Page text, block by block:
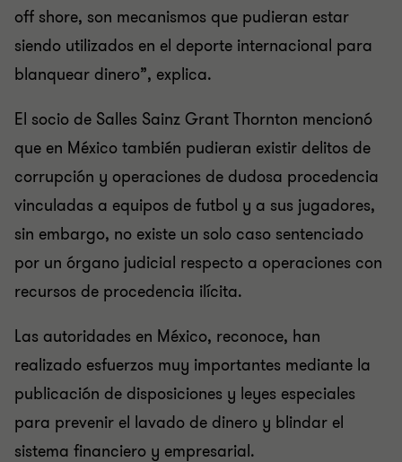
off shore, son mecanismos que pudieran estar
siendo utilizados en el deporte internacional para
blanquear dinero”, explica.
El socio de Salles Sainz Grant Thornton mencionó
que en México también pudieran existir delitos de
corrupción y operaciones de dudosa procedencia
vinculadas a equipos de futbol y a sus jugadores,
sin embargo, no existe un solo caso sentenciado
por un órgano judicial respecto a operaciones con
recursos de procedencia ilícita.
Las autoridades en México, reconoce, han
realizado esfuerzos muy importantes mediante la
publicación de disposiciones y leyes especiales
para prevenir el lavado de dinero y blindar el
sistema financiero y empresarial.